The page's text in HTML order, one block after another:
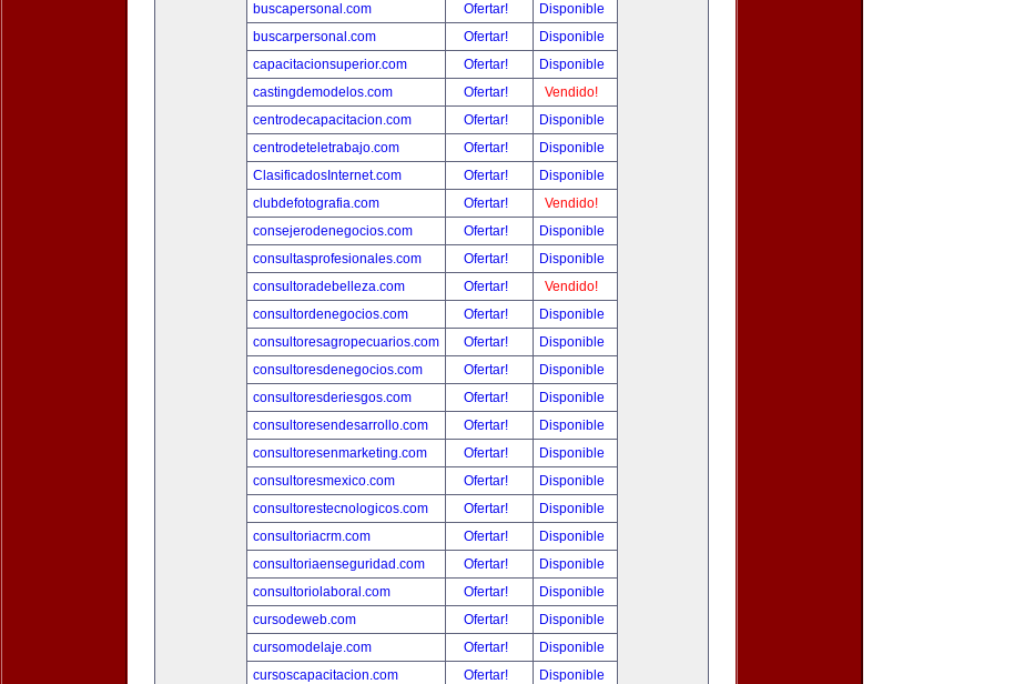
buscapersonal.com
Ofertar!
Disponible
buscarpersonal.com
Ofertar!
Disponible
capacitacionsuperior.com
Ofertar!
Disponible
castingdemodelos.com
Ofertar!
Vendido!
centrodecapacitacion.com
Ofertar!
Disponible
centrodeteletrabajo.com
Ofertar!
Disponible
ClasificadosInternet.com
Ofertar!
Disponible
clubdefotografia.com
Ofertar!
Vendido!
consejerodenegocios.com
Ofertar!
Disponible
consultasprofesionales.com
Ofertar!
Disponible
consultoradebelleza.com
Ofertar!
Vendido!
consultordenegocios.com
Ofertar!
Disponible
consultoresagropecuarios.com
Ofertar!
Disponible
consultoresdenegocios.com
Ofertar!
Disponible
consultoresderiesgos.com
Ofertar!
Disponible
consultoresendesarrollo.com
Ofertar!
Disponible
consultoresenmarketing.com
Ofertar!
Disponible
consultoresmexico.com
Ofertar!
Disponible
consultorestecnologicos.com
Ofertar!
Disponible
consultoriacrm.com
Ofertar!
Disponible
consultoriaenseguridad.com
Ofertar!
Disponible
consultoriolaboral.com
Ofertar!
Disponible
cursodeweb.com
Ofertar!
Disponible
cursomodelaje.com
Ofertar!
Disponible
cursoscapacitacion.com
Ofertar!
Disponible